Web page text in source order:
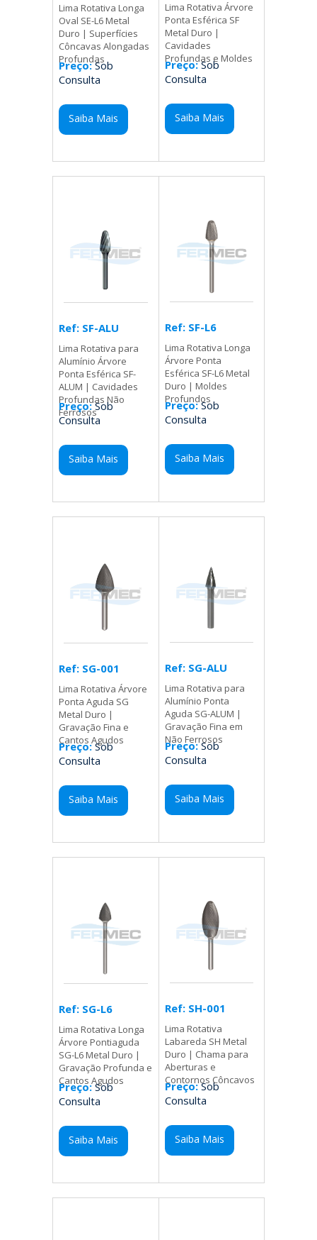
Lima Rotativa Longa
Oval SE-L6 Metal
Duro | Superfícies
Côncavas Alongadas
Profundas
Preço:Sob
Consulta
Saiba Mais
Lima Rotativa Árvore
Ponta Esférica SF
Metal Duro |
Cavidades
Profundas e Moldes
Preço:Sob
Consulta
Saiba Mais
Ref: SF-ALU
Lima Rotativa para
Alumínio Árvore
Ponta Esférica SF-
ALUM | Cavidades
Profundas Não
Ferrosos
Preço:Sob
Consulta
Saiba Mais
Ref: SF-L6
Lima Rotativa Longa
Árvore Ponta
Esférica SF-L6 Metal
Duro | Moldes
Profundos
Preço:Sob
Consulta
Saiba Mais
Ref: SG-001
Lima Rotativa Árvore
Ponta Aguda SG
Metal Duro |
Gravação Fina e
Cantos Agudos
Preço:Sob
Consulta
Saiba Mais
Ref: SG-ALU
Lima Rotativa para
Alumínio Ponta
Aguda SG-ALUM |
Gravação Fina em
Não Ferrosos
Preço:Sob
Consulta
Saiba Mais
Ref: SG-L6
Lima Rotativa Longa
Árvore Pontiaguda
SG-L6 Metal Duro |
Gravação Profunda e
Cantos Agudos
Preço:Sob
Consulta
Saiba Mais
Ref: SH-001
Lima Rotativa
Labareda SH Metal
Duro | Chama para
Aberturas e
Contornos Côncavos
Preço:Sob
Consulta
Saiba Mais